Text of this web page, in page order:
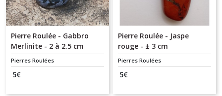
Pierre Roulée - Gabbro
Merlinite - 2 à 2.5 cm
Pierres Roulées
5€
Pierre Roulée - Jaspe
rouge - ± 3 cm
Pierres Roulées
5€